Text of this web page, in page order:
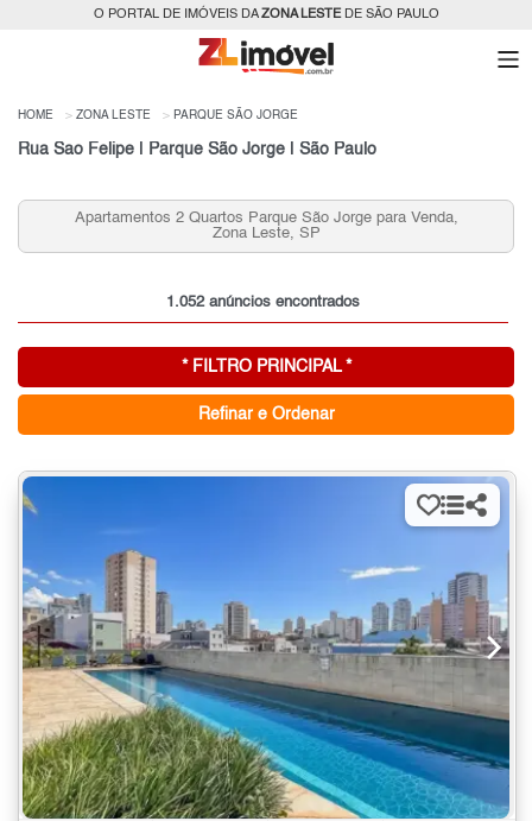
O PORTAL DE IMÓVEIS DAZONA LESTEDE SÃO PAULO
HOME ZONA LESTE PARQUE SÃO JORGE
Rua Sao Felipe | Parque São Jorge | São Paulo
Apartamentos 2 Quartos Parque São Jorge para Venda,
Zona Leste, SP
1.052 anúncios encontrados
* FILTRO PRINCIPAL *
Refinar e Ordenar